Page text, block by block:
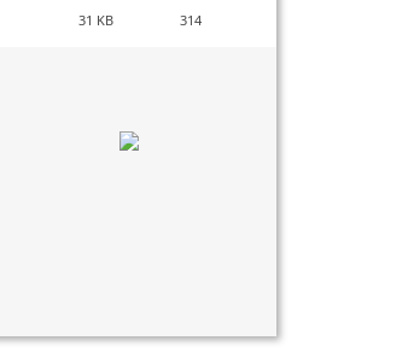
31 KB 314